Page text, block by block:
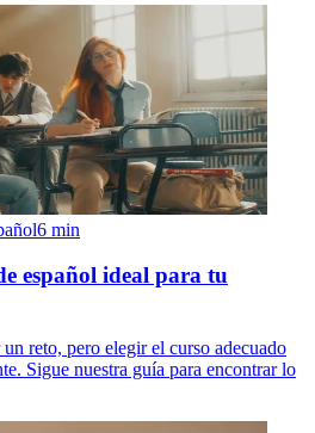
6 min
español ideal para tu
reto, pero elegir el curso adecuado
Sigue nuestra guía para encontrar lo